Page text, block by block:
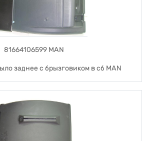
81664106599 MAN
заднее с брызговиком в сб MAN